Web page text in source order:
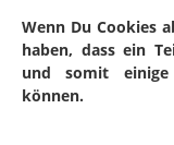
Wenn Du Cookies
haben, dass ein
und somit
können.